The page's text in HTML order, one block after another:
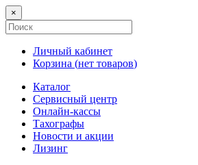
×
Личный кабинет
Корзина (нет товаров)
Каталог
Сервисный центр
Онлайн-кассы
Тахографы
Новости и акции
Лизинг